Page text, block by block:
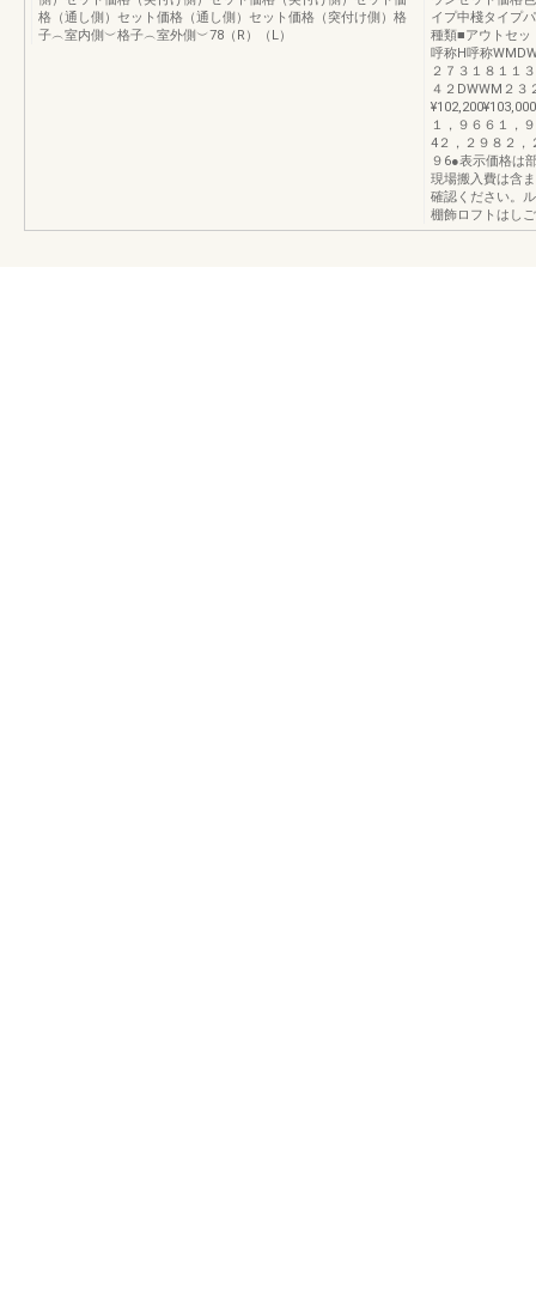
格（通し側）セット価格（通し側）セット価格（突付け側）格
子︵室内側︶格子︵室外側︶78（R）（L）
イプ中棧タイプ
種類■アウトセッ
呼称H呼称
２７３１８１１
４２DWWM２３
１，９６６１，
4２，２９８２，
９6●表示価格は
現場搬入費は含
確認ください。
棚飾ロフトはしご